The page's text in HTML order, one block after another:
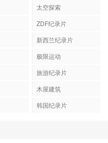
太空探索
ZDF纪录片
新西兰纪录片
极限运动
旅游纪录片
木屋建筑
韩国纪录片